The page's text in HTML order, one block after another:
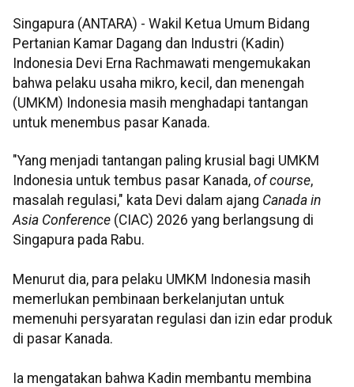
Singapura (ANTARA) - Wakil Ketua Umum Bidang
Pertanian Kamar Dagang dan Industri (Kadin)
Indonesia Devi Erna Rachmawati mengemukakan
bahwa pelaku usaha mikro, kecil, dan menengah
(UMKM) Indonesia masih menghadapi tantangan
untuk menembus pasar Kanada.
"Yang menjadi tantangan paling krusial bagi UMKM
Indonesia untuk tembus pasar Kanada, of course,
masalah regulasi," kata Devi dalam ajang Canada in
Asia Conference (CIAC) 2026 yang berlangsung di
Singapura pada Rabu.
Menurut dia, para pelaku UMKM Indonesia masih
memerlukan pembinaan berkelanjutan untuk
memenuhi persyaratan regulasi dan izin edar produk
di pasar Kanada.
Ia mengatakan bahwa Kadin membantu membina